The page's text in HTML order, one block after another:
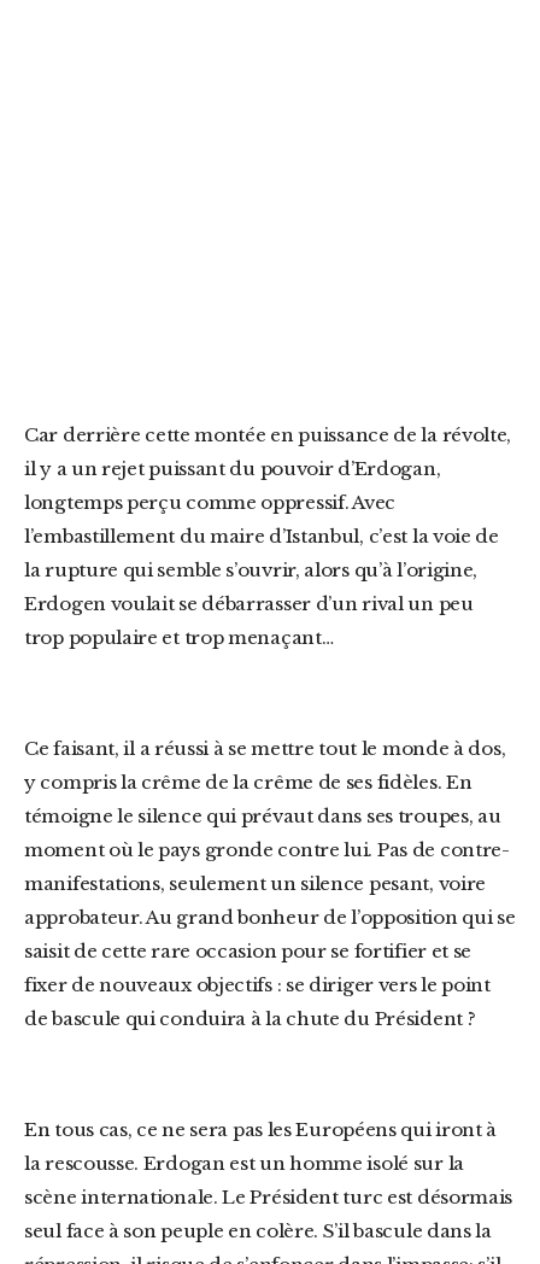
Car derrière cette montée en puissance de la révolte,
il y a un rejet puissant du pouvoir d’Erdogan,
longtemps perçu comme oppressif. Avec
l’embastillement du maire d’Istanbul, c’est la voie de
la rupture qui semble s’ouvrir, alors qu’à l’origine,
Erdogen voulait se débarrasser d’un rival un peu
trop populaire et trop menaçant…
Ce faisant, il a réussi à se mettre tout le monde à dos,
y compris la crême de la crême de ses fidèles. En
témoigne le silence qui prévaut dans ses troupes, au
moment où le pays gronde contre lui. Pas de contre-
manifestations, seulement un silence pesant, voire
approbateur. Au grand bonheur de l’opposition qui se
saisit de cette rare occasion pour se fortifier et se
fixer de nouveaux objectifs : se diriger vers le point
de bascule qui conduira à la chute du Président ?
En tous cas, ce ne sera pas les Européens qui iront à
la rescousse. Erdogan est un homme isolé sur la
scène internationale. Le Président turc est désormais
seul face à son peuple en colère. S’il bascule dans la